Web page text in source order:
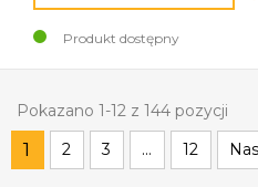
Produkt dostępny
Pokazano 1-12 z 144 pozycji
1 2 3 … 12